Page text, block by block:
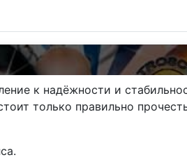
к надёжности и
только правильно